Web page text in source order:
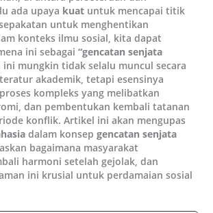
ada upaya kuat untuk mencapai titik
untuk menghentikan
konteks ilmu sosial, kita dapat
ini sebagai“gencatan senjata
ini mungkin tidak selalu muncul secara
akademik, tetapi esensinya
kompleks yang melibatkan
dan pembentukan kembali tatanan
konflik. Artikel ini akan mengupas
dalam konsepgencatan senjata
bagaimana masyarakat
harmoni setelah gejolak, dan
ini krusial untuk perdamaian sosial